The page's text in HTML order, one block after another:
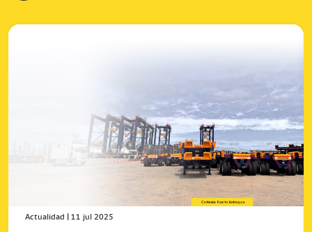
Actualidad 11 jul 2025